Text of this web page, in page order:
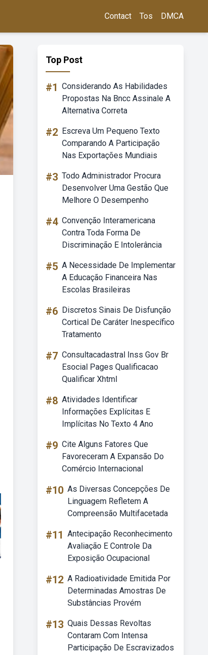
Contact Tos DMCA
Top Post
#1 Considerando As Habilidades
Propostas Na Bncc Assinale A
Alternativa Correta
#2 Escreva Um Pequeno Texto
Comparando A Participação
Nas Exportações Mundiais
#3 Todo Administrador Procura
Desenvolver Uma Gestão Que
Melhore O Desempenho
#4 Convenção Interamericana
Contra Toda Forma De
Discriminação E Intolerância
#5 A Necessidade De Implementar
A Educação Financeira Nas
Escolas Brasileiras
#6 Discretos Sinais De Disfunção
Cortical De Caráter Inespecífico
Tratamento
#7 Consultacadastral Inss Gov Br
Esocial Pages Qualificacao
Qualificar Xhtml
#8 Atividades Identificar
Informações Explícitas E
Implícitas No Texto 4 Ano
#9 Cite Alguns Fatores Que
Favoreceram A Expansão Do
Comércio Internacional
#10 As Diversas Concepções De
Linguagem Refletem A
Compreensão Multifacetada
#11 Antecipação Reconhecimento
Avaliação E Controle Da
Exposição Ocupacional
#12 A Radioatividade Emitida Por
Determinadas Amostras De
Substâncias Provém
#13 Quais Dessas Revoltas
Contaram Com Intensa
Participação De Escravizados